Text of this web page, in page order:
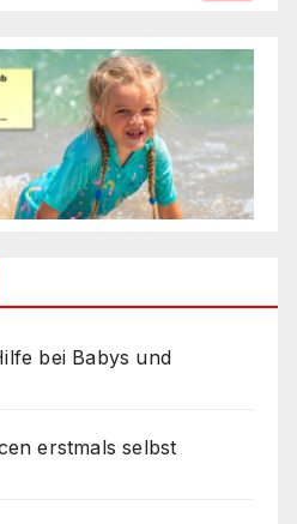
bei Babys und
erstmals selbst